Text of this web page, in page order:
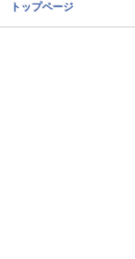
トップページ